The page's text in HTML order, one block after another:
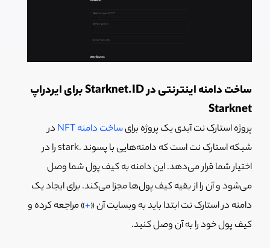
ساخت دامنه اینترنتی در Starknet.ID برای ایردراپ
Starknet
پروژه استارک نت آیدی یک پروژه برایساخت دامنه NFT
در
شبکه استارک نت است که دامنه‌هایی با پسوند .stark را در
اختیار شما قرار می‌دهد. این دامنه به کیف پول شما وصل
می‌شود و آن را از بقیه کیف پول‌ها مجزا می‌کند. برای ایجاد یک
دامنه در استارک نت ابتدا باید به وبسایت آن «+» مراجعه کرده و
کیف پول خود را به آن وصل کنید.